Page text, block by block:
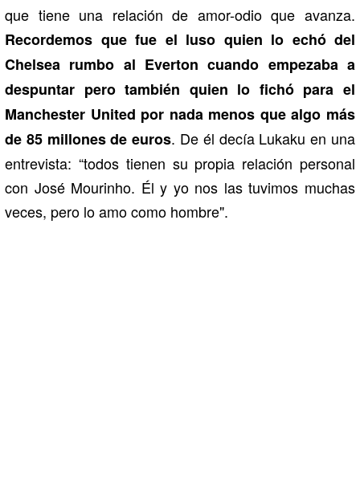
que tiene una relación de amor-odio que avanza.
Recordemos que fue el luso quien lo echó del
Chelsea rumbo al Everton cuando empezaba a
despuntar pero también quien lo fichó para el
Manchester United por nada menos que algo más
de 85 millones de euros. De él decía Lukaku en una
entrevista: “todos tienen su propia relación personal
con José Mourinho. Él y yo nos las tuvimos muchas
veces, pero lo amo como hombre".